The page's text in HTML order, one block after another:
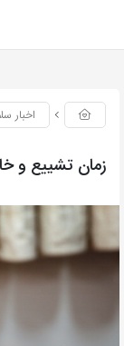
اخبار
زمان تشییع و